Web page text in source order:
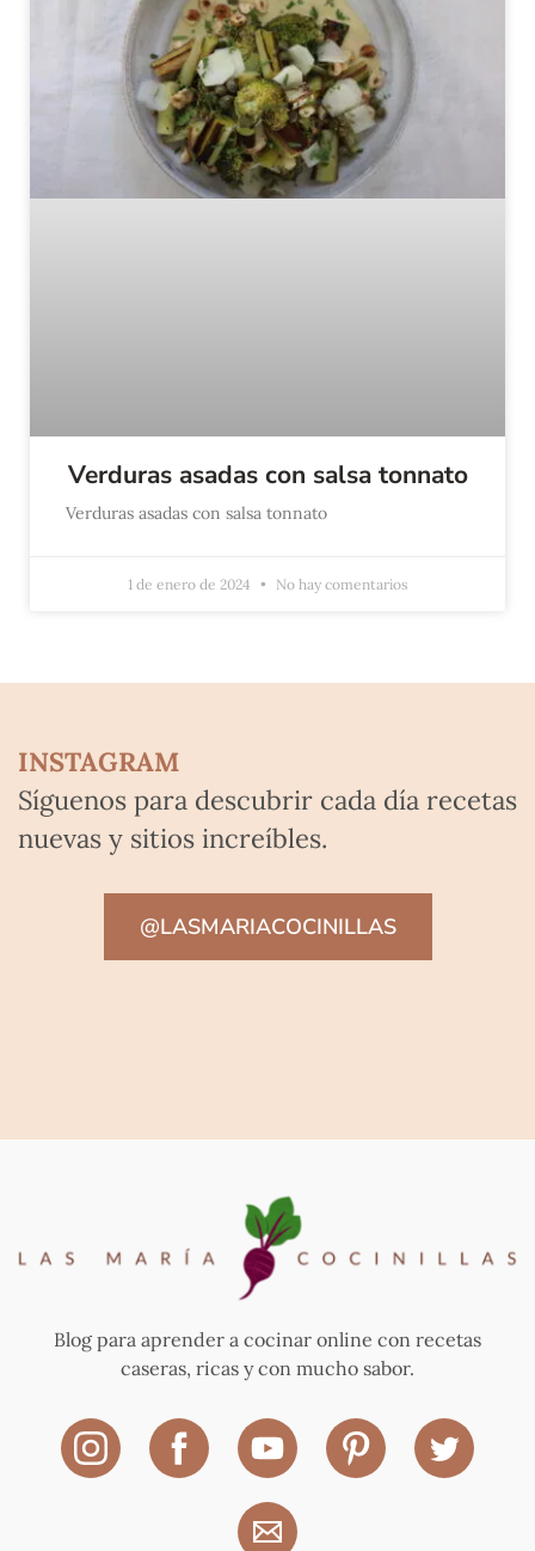
Verduras asadas con salsa tonnato
Verduras asadas con salsa tonnato
1 de enero de 2024 No hay comentarios
INSTAGRAM
Síguenos para descubrir cada día recetas
nuevas y sitios increíbles.
@LASMARIACOCINILLAS
Blog para aprender a cocinar online con recetas
caseras, ricas y con mucho sabor.